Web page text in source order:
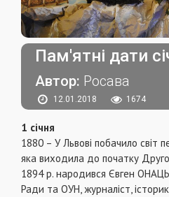
Пам'ятні дати
Автор: Росава
12.01.2018 1674
1 січня
1880 – У Львові побачило світ
яка виходила до початку
1894 р. народився Євген
Ради та ОУН, журналіст,